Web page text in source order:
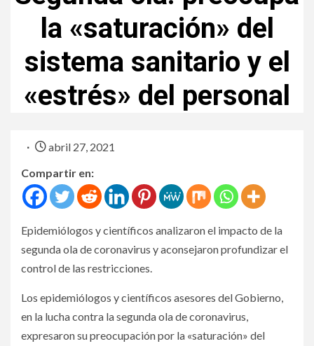
la «saturación» del
sistema sanitario y el
«estrés» del personal
abril 27, 2021
Compartir en:
Epidemiólogos y científicos analizaron el impacto de la
segunda ola de coronavirus y aconsejaron profundizar el
control de las restricciones.
Los epidemiólogos y científicos asesores del Gobierno,
en la lucha contra la segunda ola de coronavirus,
expresaron su preocupación por la «saturación» del